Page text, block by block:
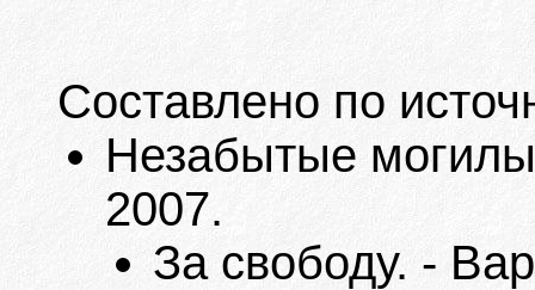
Составлено по
Незабытые
2007.
За свободу. -